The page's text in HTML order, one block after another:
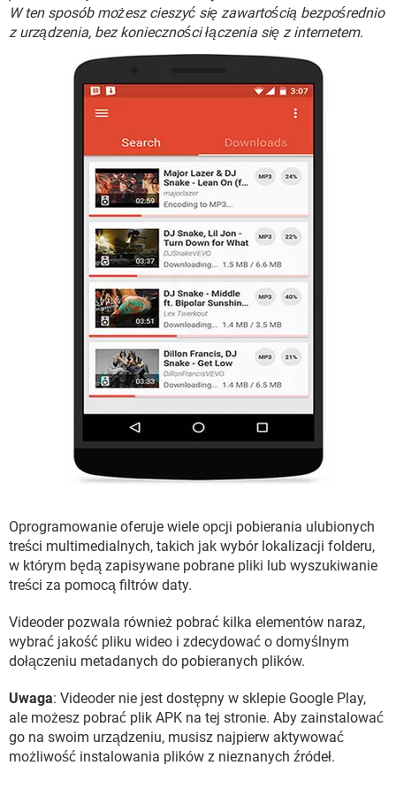
WINDOWS 10
W ten sposób możesz cieszyć się zawartością bezpośrednio
z urządzenia, bez konieczności łączenia się z internetem.
Oprogramowanie oferuje wiele opcji pobierania ulubionych
treści multimedialnych, takich jak wybór lokalizacji folderu,
w którym będą zapisywane pobrane pliki lub wyszukiwanie
treści za pomocą filtrów daty.
Videoder pozwala również pobrać kilka elementów naraz,
wybrać jakość pliku wideo i zdecydować o domyślnym
dołączeniu metadanych do pobieranych plików.
Uwaga: Videoder nie jest dostępny w sklepie Google Play,
ale możesz pobrać plik APK na tej stronie. Aby zainstalować
go na swoim urządzeniu, musisz najpierw aktywować
możliwość instalowania plików z nieznanych źródeł.